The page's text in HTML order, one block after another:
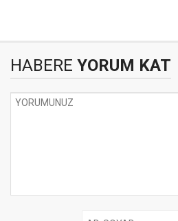
HABERE YORUM KAT